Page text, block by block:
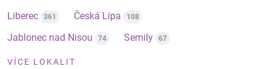
Liberec 361 Česká Lípa 108
Jablonec nad Nisou 74 Semily 67
VÍCE LOKALIT